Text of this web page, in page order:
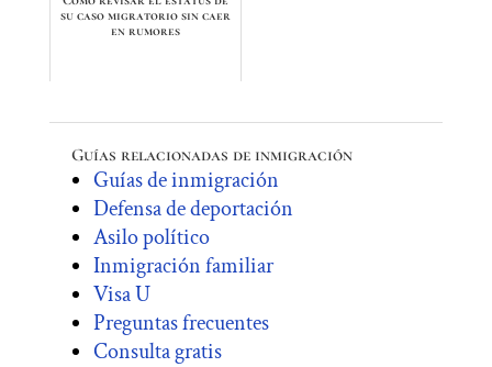
su caso migratorio sin caer
en rumores
Guías relacionadas de inmigración
Guías de inmigración
Defensa de deportación
Asilo político
Inmigración familiar
Visa U
Preguntas frecuentes
Consulta gratis